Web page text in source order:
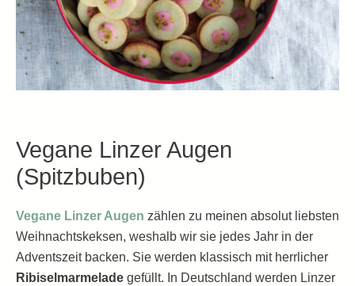
Vegane Linzer Augen
(Spitzbuben)
Vegane Linzer Augen zählen zu meinen absolut liebsten
Weihnachtskeksen, weshalb wir sie jedes Jahr in der
Adventszeit backen. Sie werden klassisch mit herrlicher
Ribiselmarmelade gefüllt. In Deutschland werden Linzer